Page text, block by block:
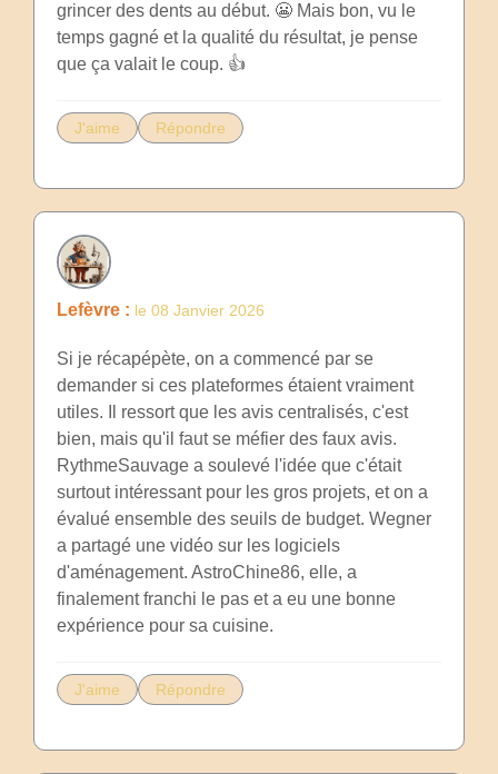
grincer des dents au début. 😬 Mais bon, vu le
temps gagné et la qualité du résultat, je pense
que ça valait le coup. 👍
J'aime Répondre
Lefèvre : le 08 Janvier 2026
Si je récapépète, on a commencé par se
demander si ces plateformes étaient vraiment
utiles. Il ressort que les avis centralisés, c'est
bien, mais qu'il faut se méfier des faux avis.
RythmeSauvage a soulevé l'idée que c'était
surtout intéressant pour les gros projets, et on a
évalué ensemble des seuils de budget. Wegner
a partagé une vidéo sur les logiciels
d'aménagement. AstroChine86, elle, a
finalement franchi le pas et a eu une bonne
expérience pour sa cuisine.
J'aime Répondre